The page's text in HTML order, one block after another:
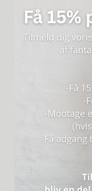
Str. XS: Brystmål
Vidde forneden 118 cm
Str. S: Brystmål 124
Str. M: Brystmål 134
Vidde forneden 138
Str. L: Brystmål 144
Vidde forneden 148
Str. XL: Brystmål
Vidde forneden 158